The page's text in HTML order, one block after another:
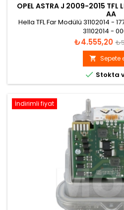
OPEL ASTRA J 2009-2015 TFL
AA
Hella TFL Far Modülü 31102014 -
31102014 -
Fiyat
₺4.555,20
 Sepete
 Stokta
İndirimli fiyat